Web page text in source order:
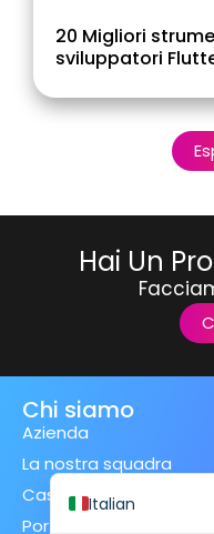
20 Migliori
sviluppatori
Hai Un
Chi siamo
Azienda
La nostra squadra
Casi studio
Portafoglio
Italian
English
Swedish
Finnish
Spanish (Spain)